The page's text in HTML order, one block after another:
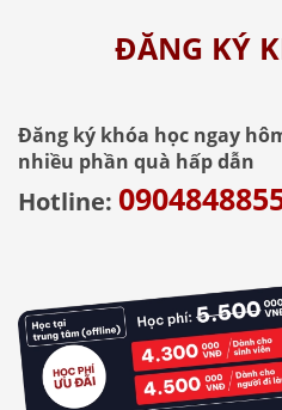
ĐĂNG KÝ
Đăng ký khóa học ngay
nhiều phần quà hấp dẫn
Hotline: